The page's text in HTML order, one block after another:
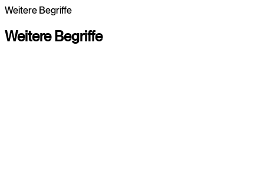
Digital Marketing entdecken
Digital Marketing entdecken
Weitere Begriffe
Weitere Begriffe